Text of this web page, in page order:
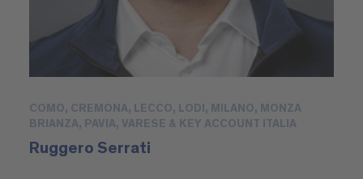
COMO, CREMONA, LECCO, LODI, MILANO, MONZA
BRIANZA, PAVIA, VARESE & KEY ACCOUNT ITALIA
Ruggero Serrati